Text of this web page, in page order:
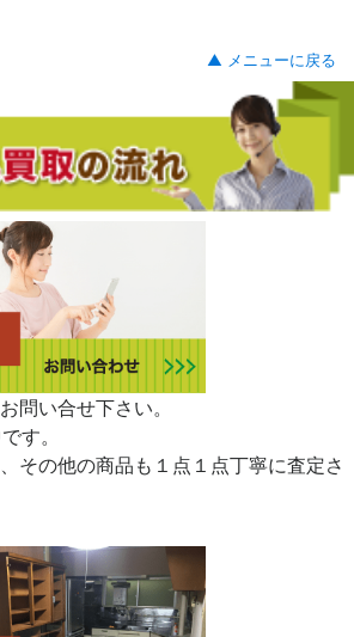
▲ メニューに戻る
問い合せ下さい。
す。
その他の商品も１点１点丁寧に査定さ